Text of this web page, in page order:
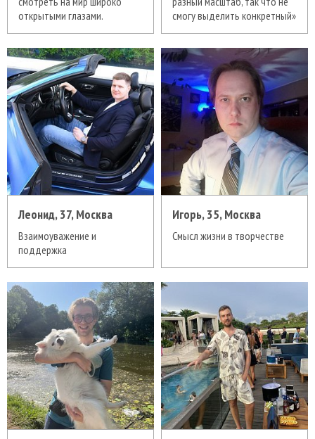
открытыми глазами.
смогу выделить конкретный»
Леонид, 37, Москва
Взаимоуважение и
поддержка
Игорь, 35, Москва
Смысл жизни в творчестве